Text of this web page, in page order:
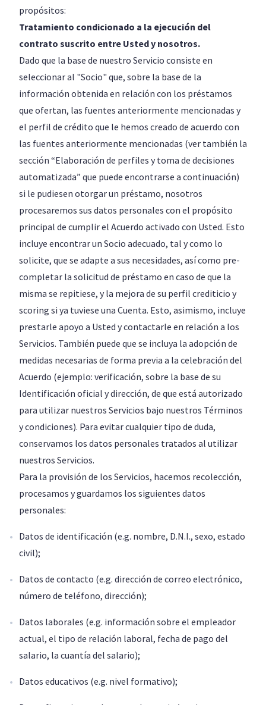
propósitos:
Tratamiento condicionado a la ejecución del
contrato suscrito entre Usted y nosotros.
Dado que la base de nuestro Servicio consiste en
seleccionar al "Socio" que, sobre la base de la
información obtenida en relación con los préstamos
que ofertan, las fuentes anteriormente mencionadas y
el perfil de crédito que le hemos creado de acuerdo con
las fuentes anteriormente mencionadas (ver también la
sección “Elaboración de perfiles y toma de decisiones
automatizada” que puede encontrarse a continuación)
si le pudiesen otorgar un préstamo, nosotros
procesaremos sus datos personales con el propósito
principal de cumplir el Acuerdo activado con Usted. Esto
incluye encontrar un Socio adecuado, tal y como lo
solicite, que se adapte a sus necesidades, así como pre-
completar la solicitud de préstamo en caso de que la
misma se repitiese, y la mejora de su perfil crediticio y
scoring si ya tuviese una Cuenta. Esto, asimismo, incluye
prestarle apoyo a Usted y contactarle en relación a los
Servicios. También puede que se incluya la adopción de
medidas necesarias de forma previa a la celebración del
Acuerdo (ejemplo: verificación, sobre la base de su
Identificación oficial y dirección, de que está autorizado
para utilizar nuestros Servicios bajo nuestros Términos
y condiciones). Para evitar cualquier tipo de duda,
conservamos los datos personales tratados al utilizar
nuestros Servicios.
Para la provisión de los Servicios, hacemos recolección,
procesamos y guardamos los siguientes datos
personales:
Datos de identificación (e.g. nombre, D.N.I., sexo, estado
civil);
Datos de contacto (e.g. dirección de correo electrónico,
número de teléfono, dirección);
Datos laborales (e.g. información sobre el empleador
actual, el tipo de relación laboral, fecha de pago del
salario, la cuantía del salario);
Datos educativos (e.g. nivel formativo);